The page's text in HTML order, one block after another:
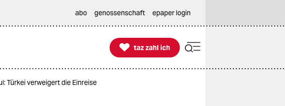
abo genossenschaft epaper login

taz zahl ich
taz zahl ich
Türkei verweigert die Einreise